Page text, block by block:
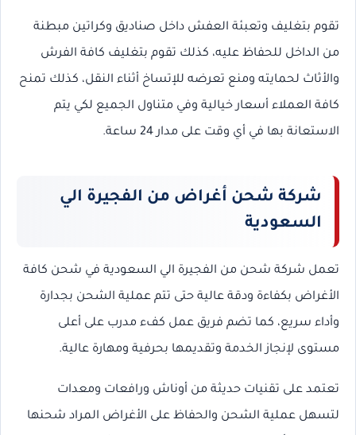
تقوم بتغليف وتعبئة العفش داخل صناديق وكراتين مبطنة
من الداخل للحفاظ عليه، كذلك تقوم بتغليف كافة الفرش
والأثاث لحمايته ومنع تعرضه للإتساخ أثناء النقل، كذلك تمنح
كافة العملاء أسعار خيالية وفي متناول الجميع لكي يتم
الاستعانة بها في أي وقت على مدار 24 ساعة.
شركة شحن أغراض من الفجيرة الي
السعودية
تعمل شركة شحن من الفجيرة الي السعودية في شحن كافة
الأغراض بكفاءة ودقة عالية حتى تتم عملية الشحن بجدارة
وأداء سريع، كما تضم فريق عمل كفء مدرب على أعلى
مستوى لإنجاز الخدمة وتقديمها بحرفية ومهارة عالية.
تعتمد على تقنيات حديثة من أوناش ورافعات ومعدات
لتسهل عملية الشحن والحفاظ على الأغراض المراد شحنها